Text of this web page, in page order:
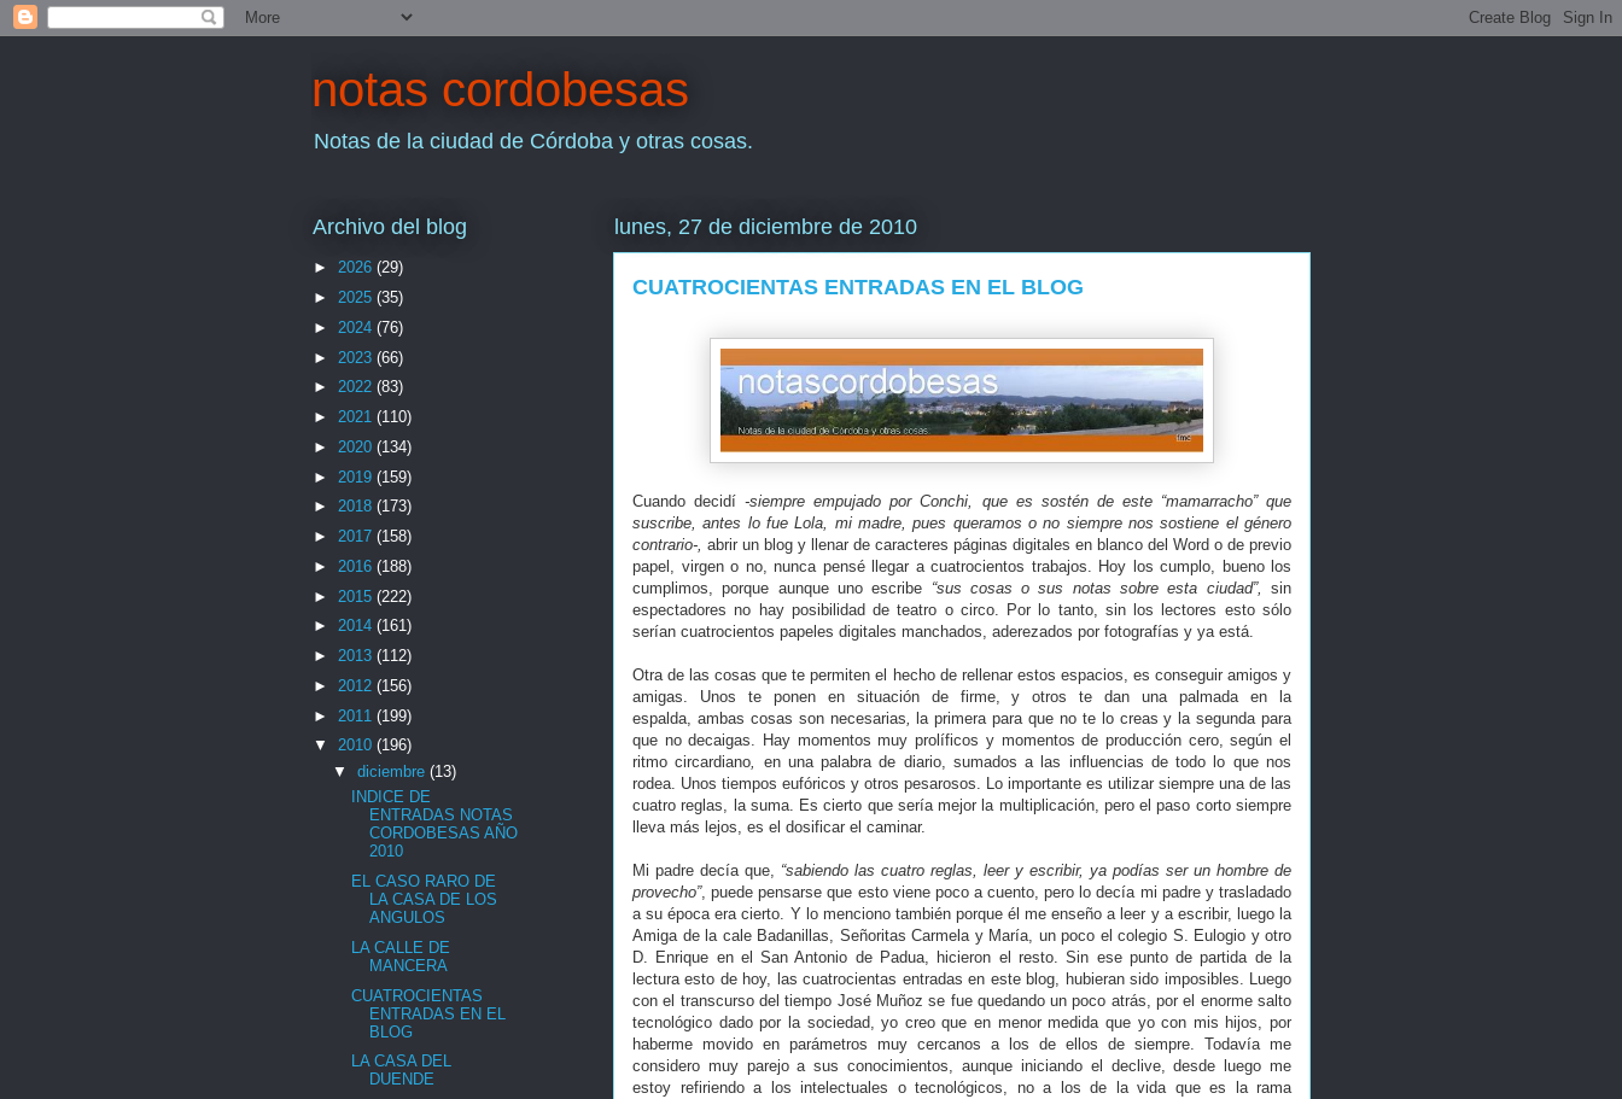
notas cordobesas
Notas de la ciudad de Córdoba y otras cosas.
lunes, 27 de diciembre de 2010
CUATROCIENTAS ENTRADAS EN EL BLOG
Cuando decidí-siempre empujado por Conchi, que es sostén de este “mamarracho” que
suscribe, antes lo fue Lola, mi madre, pues queramos o no siempre nos sostiene el género
contrario-, abrir un blog y llenar de caracteres páginas digitales en blanco del Word o de previo
papel, virgen o no, nunca pensé llegar a cuatrocientos trabajos. Hoy los cumplo, bueno los
cumplimos, porque aunque uno escribe “sus cosas o sus notas sobre esta ciudad”, sin
espectadores no hay posibilidad de teatro o circo. Por lo tanto, sin los lectores esto sólo
serían cuatrocientos papeles digitales manchados, aderezados por fotografías y ya está.
Otra de las cosas que te permiten el hecho de rellenar estos espacios, es conseguir amigos y
amigas. Unos te ponen en situación de firme, y otros te dan una palmada en la
espalda, ambas cosas son necesarias, la primera para que no te lo creas y la segunda para
que no decaigas. Hay momentos muy prolíficos y momentos de producción cero, según el
ritmo circardiano, en una palabra de diario, sumados a las influencias de todo lo que nos
rodea. Unos tiempos eufóricos y otros pesarosos. Lo importante es utilizar siempre una de las
cuatro reglas, la suma. Es cierto que sería mejor la multiplicación, pero el paso corto siempre
lleva más lejos, es el dosificar el caminar.
Mi padre decía que, “sabiendo las cuatro reglas, leer y escribir, ya podías ser un hombre de
provecho”, puede pensarse que esto viene poco a cuento, pero lo decía mi padre y trasladado
a su época era cierto. Y lo menciono también porque él me enseño a leer y a escribir, luego la
Amiga de la cale Badanillas, Señoritas Carmela y María, un poco el colegio S. Eulogio y otro
D. Enrique en el San Antonio de Padua, hicieron el resto. Sin ese punto de partida de la
lectura esto de hoy, las cuatrocientas entradas en este blog, hubieran sido imposibles. Luego
con el transcurso del tiempo José Muñoz se fue quedando un poco atrás, por el enorme salto
tecnológico dado por la sociedad, yo creo que en menor medida que yo con mis hijos, por
haberme movido en parámetros muy cercanos a los de ellos de siempre. Todavía me
considero muy parejo a sus conocimientos, aunque iniciando el declive, desde luego me
estoy refiriendo a los intelectuales o tecnológicos, no a los de la vida que es la rama
Archivo del blog
► 2026 (29)
► 2025 (35)
► 2024 (76)
► 2023 (66)
► 2022 (83)
► 2021 (110)
► 2020 (134)
► 2019 (159)
► 2018 (173)
► 2017 (158)
► 2016 (188)
► 2015 (222)
► 2014 (161)
► 2013 (112)
► 2012 (156)
► 2011 (199)
▼ 2010 (196)
▼ diciembre (13)
INDICE DE
ENTRADAS NOTAS
CORDOBESAS AÑO
2010
EL CASO RARO DE
LA CASA DE LOS
ANGULOS
LA CALLE DE
MANCERA
CUATROCIENTAS
ENTRADAS EN EL
BLOG
LA CASA DEL
DUENDE